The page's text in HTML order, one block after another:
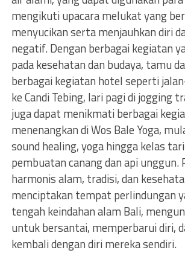
mengikuti upacara melukat yang
menyucikan serta menjauhkan diri
negatif. Dengan berbagai kegiatan
pada kesehatan dan budaya, tamu
berbagai kegiatan hotel seperti
ke Candi Tebing, lari pagi di jogging
juga dapat menikmati berbagai
menenangkan di Wos Bale Yoga,
sound healing, yoga hingga kelas
pembuatan canang dan api unggun.
harmonis alam, tradisi, dan
menciptakan tempat perlindungan
tengah keindahan alam Bali,
untuk bersantai, memperbarui diri,
kembali dengan diri mereka sendiri.